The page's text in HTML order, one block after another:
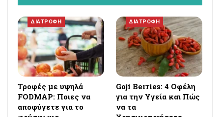
ΔΙΑΤΡΟΦΗ
Τροφές με υψηλά
FODMAP: Ποιες να
αποφύγετε για το
ΔΙΑΤΡΟΦΗ
Goji Berries: 4 Οφέλη
για την Υγεία και Πώς
να τα